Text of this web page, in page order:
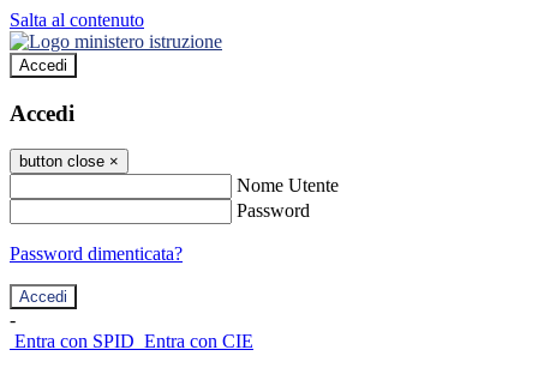
Salta al contenuto
Accedi
Accedi
button close ×
Nome Utente
Password
Password dimenticata?
-
Entra con SPID Entra con CIE